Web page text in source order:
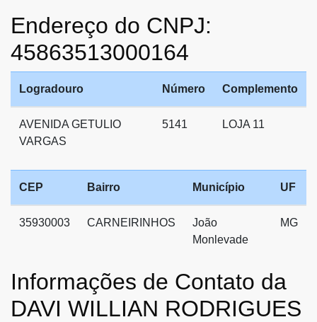
Endereço do CNPJ:
45863513000164
Logradouro Número Complemento
AVENIDA GETULIO
VARGAS
5141 LOJA 11
CEP Bairro Município UF
35930003 CARNEIRINHOS
João
Monlevade
MG
Informações de Contato da
DAVI WILLIAN RODRIGUES